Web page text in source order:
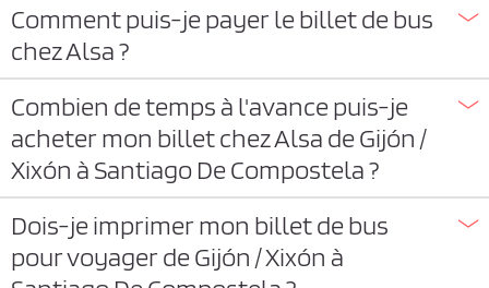
Comment puis-je payer le billet de bus
chez Alsa ?
Combien de temps à l'avance puis-je
acheter mon billet chez Alsa de Gijón /
Xixón à Santiago De Compostela ?
Dois-je imprimer mon billet de bus
pour voyager de Gijón / Xixón à